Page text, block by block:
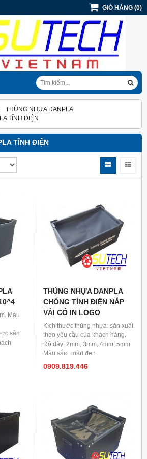
GIỎ HÀNG (0)
THÙNG NHỰA DANPLA
TĨNH ĐIỆN
TĨNH ĐIỆN
Màu
sản
THÙNG NHỰA DANPLA
CHỐNG TÍNH ĐIỆN NẮP
VẢI CÓ IN LOGO
Kích thước thùng nhựa: sản xuất
theo yêu cầu của khách hàng.
Độ dày: 2mm, 3mm, 4mm, 5mm
Màu sắc : màu đen
0909.819.446